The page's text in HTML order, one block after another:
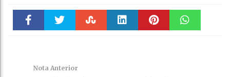
Nota Anterior